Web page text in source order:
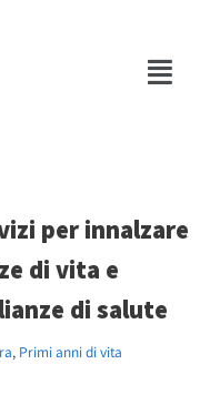
per innalzare
di vita e
di salute
, Primi anni di vita